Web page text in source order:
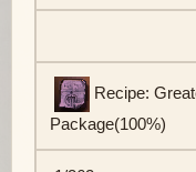
Recipe:
Package(100%)